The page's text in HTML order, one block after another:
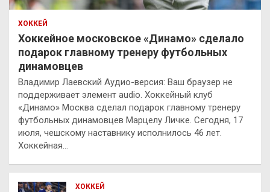
ХОККЕЙ
Хоккейное московское «Динамо» сделало
подарок главному тренеру футбольных
динамовцев
Владимир Лаевский Аудио-версия: Ваш браузер не
поддерживает элемент audio. Хоккейный клуб
«Динамо» Москва сделал подарок главному тренеру
футбольных динамовцев Марцелу Личке. Сегодня, 17
июля, чешскому наставнику исполнилось 46 лет.
Хоккейная…
ХОККЕЙ